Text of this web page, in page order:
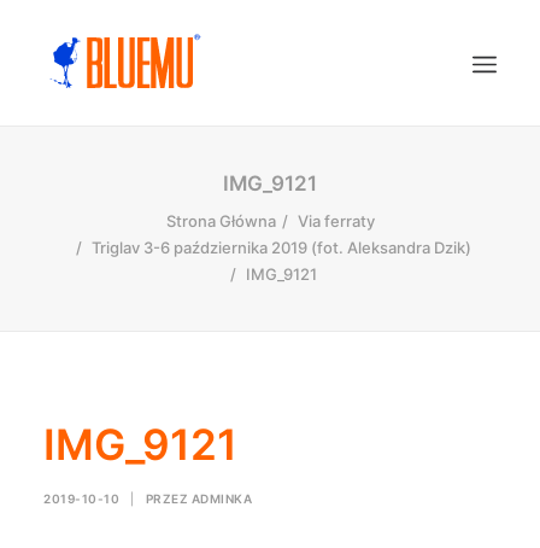
IMG_9121
Strona Główna
Via ferraty
Triglav 3-6 października 2019 (fot. Aleksandra Dzik)
IMG_9121
IMG_9121
2019-10-10 PRZEZ ADMINKA